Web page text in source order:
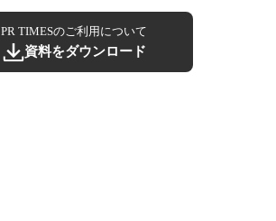
PR TIMESのご利用について
資料をダウンロード